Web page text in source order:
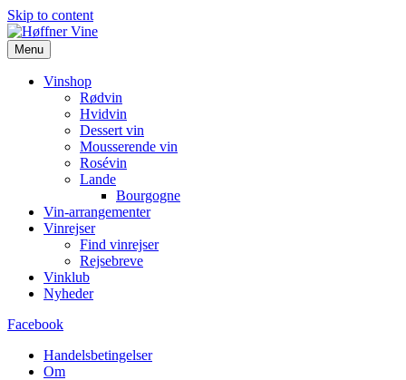
Skip to content
Menu
Vinshop
Rødvin
Hvidvin
Dessert vin
Mousserende vin
Rosévin
Lande
Bourgogne
Vin-arrangementer
Vinrejser
Find vinrejser
Rejsebreve
Vinklub
Nyheder
Facebook
Handelsbetingelser
Om